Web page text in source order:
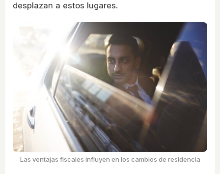
desplazan a estos lugares.
Las ventajas fiscales influyen en los cambios de residencia